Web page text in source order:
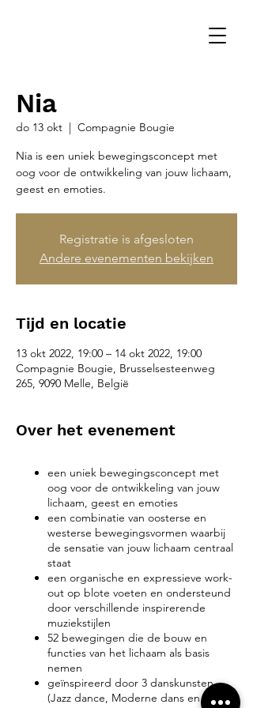
Nia
do 13 okt
  |
Compagnie Bougie
Nia is een uniek bewegingsconcept met
oog voor de ontwikkeling van jouw lichaam,
geest en emoties.
Registratie is afgesloten
Andere evenementen bekijken
Tijd en locatie
13 okt 2022, 19:00 – 14 okt 2022, 19:00
Compagnie Bougie, Brusselsesteenweg
265, 9090 Melle, België
Over het evenement
een uniek bewegingsconcept met
oog voor de ontwikkeling van jouw
lichaam, geest en emoties
een combinatie van oosterse en
westerse bewegingsvormen waarbij
de sensatie van jouw lichaam centraal
staat
een organische en expressieve work-
out op blote voeten en ondersteund
door verschillende inspirerende
muziekstijlen
52 bewegingen die de bouw en
functies van het lichaam als basis
nemen
geïnspireerd door 3 danskunsten
(Jazz dance, Moderne dans en